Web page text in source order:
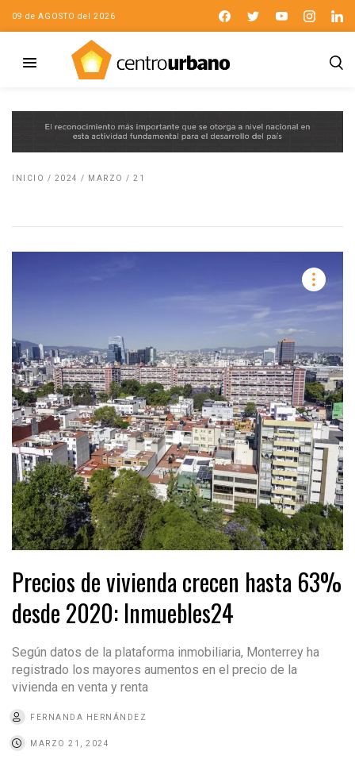
09 de AGOSTO del 2026
INICIO / 2024 / MARZO / 21
Precios de vivienda crecen hasta 63%
desde 2020: Inmuebles24
Según datos de la plataforma inmobiliaria, Monterrey ha
registrado los mayores aumentos en el precio de la
vivienda en venta y renta
FERNANDA HERNÁNDEZ
MARZO 21, 2024